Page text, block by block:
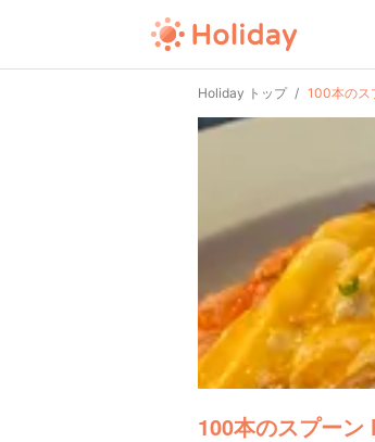
Holiday トップ 100本のス
100本のスプーン